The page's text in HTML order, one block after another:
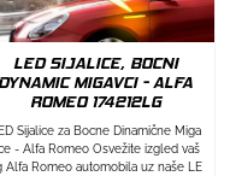
LED SIJALICE, BOCNI
MIGAVCI - ALFA
ROMEO 174212LG
Sijalice za Bocne Dinamične Miga
- Alfa Romeo Osvežite izgled vaš
Alfa Romeo automobila uz naše LE